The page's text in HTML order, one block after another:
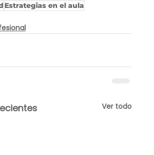
Estrategias en el aula
Ver todo